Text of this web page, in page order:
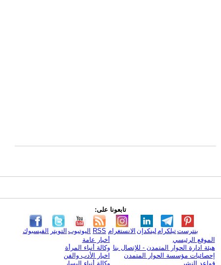
تابعونا على:
الفيسبوك التويتر اليوتيوب RSS الانستغرام لينكدإن تيلكرامبنترست
الموقع الرئيسي
هيئة ادارة الحوار المتمدن - للإتصال بنا
إحصائيات مؤسسة الحوار المتمدن
قواعد النشر
أخبار عامة
وكالة أنباء المرأة
اخبار الأدب والفن
وكالة أنباء اليسار